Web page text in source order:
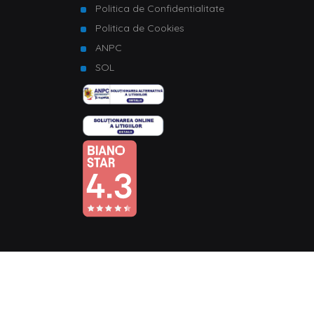
Politica de Confidentialitate
Politica de Cookies
ANPC
SOL